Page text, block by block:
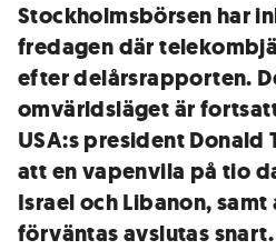
Stockholmsbörsen har
fredagen där
efter delårsrapporten.
omvärldsläget är
USA:s president
att en vapenvila på tio
Israel och Libanon,
förväntas avslutas snart.